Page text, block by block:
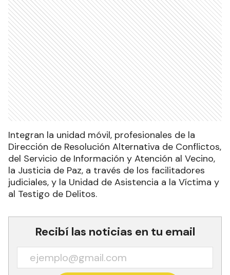
Integran la unidad móvil, profesionales de la
Dirección de Resolución Alternativa de Conflictos,
del Servicio de Información y Atención al Vecino,
la Justicia de Paz, a través de los facilitadores
judiciales, y la Unidad de Asistencia a la Víctima y
al Testigo de Delitos.
Recibí las noticias en tu email